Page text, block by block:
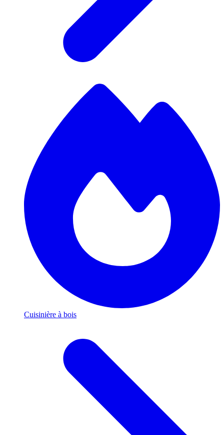
Cuisinière à bois